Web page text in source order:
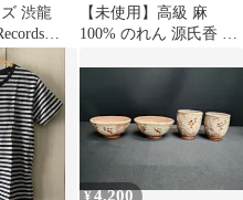
渋龍
【未使用】高級 麻
100% のれん 源氏香 図
¥4,200